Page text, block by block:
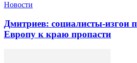
Новости
Дмитриев: социалисты-изгои
Европу к краю пропасти